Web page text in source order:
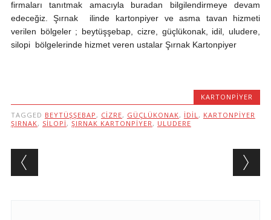
firmaları tanıtmak amacıyla buradan bilgilendirmeye devam
edeceğiz. Şırnak ilinde kartonpiyer ve asma tavan hizmeti
verilen bölgeler ; beytüşşebap, cizre, güçlükonak, idil, uludere,
silopi bölgelerinde hizmet veren ustalar Şırnak Kartonpiyer
KARTONPIYER
TAGGED BEYTÜŞŞEBAP , CIZRE, GÜÇLÜKONAK, IDIL , KARTONPIYER
ŞIRNAK, SILOPI , ŞIRNAK KARTONPIYER , ULUDERE
Post navigation